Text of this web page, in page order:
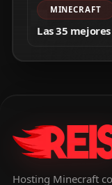
MINECRAFT
Las 35
Hosting Minecraft